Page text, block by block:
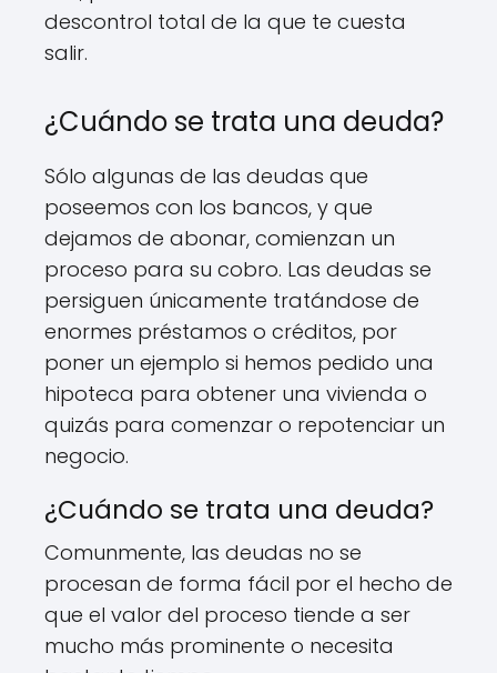
descontrol total de la que te cuesta
salir.
¿Cuándo se trata una deuda?
Sólo algunas de las deudas que
poseemos con los bancos, y que
dejamos de abonar, comienzan un
proceso para su cobro. Las deudas se
persiguen únicamente tratándose de
enormes préstamos o créditos, por
poner un ejemplo si hemos pedido una
hipoteca para obtener una vivienda o
quizás para comenzar o repotenciar un
negocio.
¿Cuándo se trata una deuda?
Comunmente, las deudas no se
procesan de forma fácil por el hecho de
que el valor del proceso tiende a ser
mucho más prominente o necesita